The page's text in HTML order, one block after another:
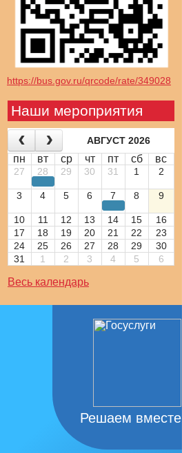
https://bus.gov.ru/qrcode/rate/349028
Наши мероприятия
АВГУСТ 2026
пн вт ср чт пт сб вс
27 28 29 30 31 1 2
3 4 5 6 7 8 9
10 11 12 13 14 15
16
17
18 19 20 21 22
23
24
25 26 27 28 29
30
31
1 2 3 4 5 6
Весь календарь
Решаем вместе